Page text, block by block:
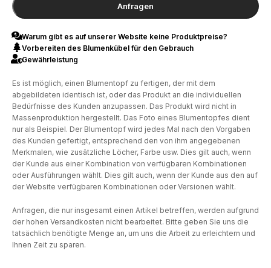
Anfragen
Warum gibt es auf unserer Website keine Produktpreise?
Vorbereiten des Blumenkübel für den Gebrauch
Gewährleistung
Es ist möglich, einen Blumentopf zu fertigen, der mit dem
abgebildeten identisch ist, oder das Produkt an die individuellen
Bedürfnisse des Kunden anzupassen. Das Produkt wird nicht in
Massenproduktion hergestellt. Das Foto eines Blumentopfes dient
nur als Beispiel. Der Blumentopf wird jedes Mal nach den Vorgaben
des Kunden gefertigt, entsprechend den von ihm angegebenen
Merkmalen, wie zusätzliche Löcher, Farbe usw. Dies gilt auch, wenn
der Kunde aus einer Kombination von verfügbaren Kombinationen
oder Ausführungen wählt. Dies gilt auch, wenn der Kunde aus den auf
der Website verfügbaren Kombinationen oder Versionen wählt.
Anfragen, die nur insgesamt einen Artikel betreffen, werden aufgrund
der hohen Versandkosten nicht bearbeitet. Bitte geben Sie uns die
tatsächlich benötigte Menge an, um uns die Arbeit zu erleichtern und
Ihnen Zeit zu sparen.